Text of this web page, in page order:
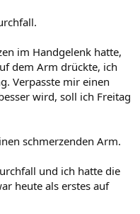
im Handgelenk hatte,
dem Arm drückte, ich
Verpasste mir einen
wird, soll ich Freitag
schmerzenden Arm.
und ich hatte die
heute als erstes auf